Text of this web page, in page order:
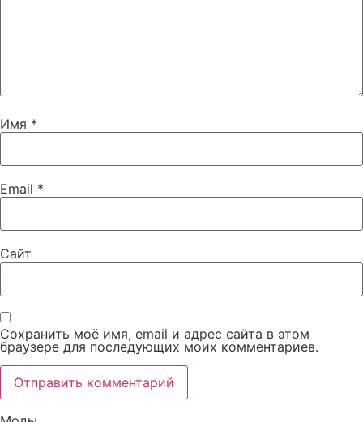
Имя *
Email *
Сайт
Сохранить моё имя, email и адрес сайта в этом
браузере для последующих моих комментариев.